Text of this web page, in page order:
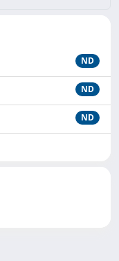
ND
ND
ND